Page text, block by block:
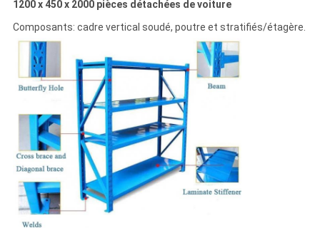
1200 x 450 x 2000 pièces détachées de voiture
Composants: cadre vertical soudé, poutre et stratifiés/étagère.